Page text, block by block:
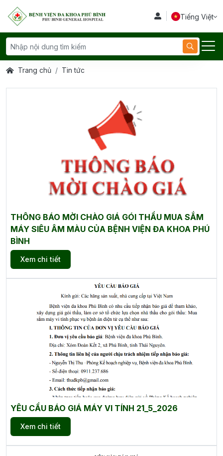
Tiếng Việt
Trang chủ Tin tức
THÔNG BÁO MỜI CHÀO GIÁ GÓI THẦU MUA SẮM
MÁY SIÊU ÂM MÀU CỦA BỆNH VIỆN ĐA KHOA PHÚ
BÌNH
Xem chi tiết
YÊU CẦU BÁO GIÁ MÁY VI TÍNH 21_5_2026
Xem chi tiết